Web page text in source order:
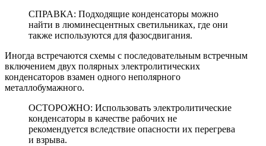
СПРАВКА: Подходящие конденсаторы можно
найти в люминесцентных светильниках, где они
также используются для фазосдвигания.
Иногда встречаются схемы с последовательным встречным
включением двух полярных электролитических
конденсаторов взамен одного неполярного
металлобумажного.
ОСТОРОЖНО: Использовать электролитические
конденсаторы в качестве рабочих не
рекомендуется вследствие опасности их перегрева
и взрыва.